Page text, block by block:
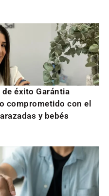
de éxito Garántia
comprometido con el
y bebés